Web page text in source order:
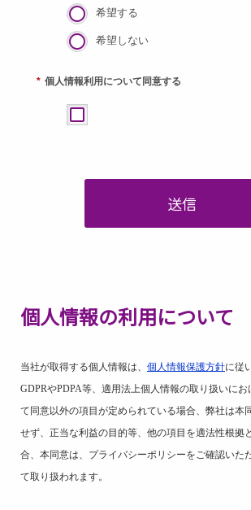
希望する
希望しない
* 個人情報利用について同意する
送信
個人情報の利用について
当社が取得する個人情報は、 個人情報保護方針に従
GDPRやPDPA等、適用法上個人情報の取り扱いにお
て同意以外の項目が定められている場合、弊社は本
せず、正当な利益の目的等、他の項目を適法性根拠
合、本同意は、プライバシーポリシーをご確認いた
て取り扱われます。